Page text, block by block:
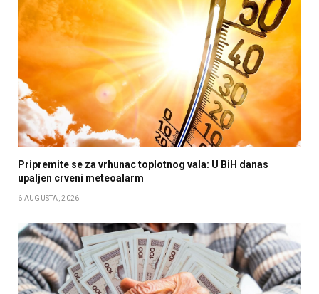
Pripremite se za vrhunac toplotnog vala: U BiH danas
upaljen crveni meteoalarm
6 AUGUSTA, 2026